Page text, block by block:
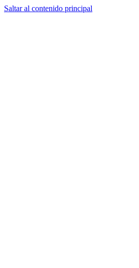
Saltar al contenido principal